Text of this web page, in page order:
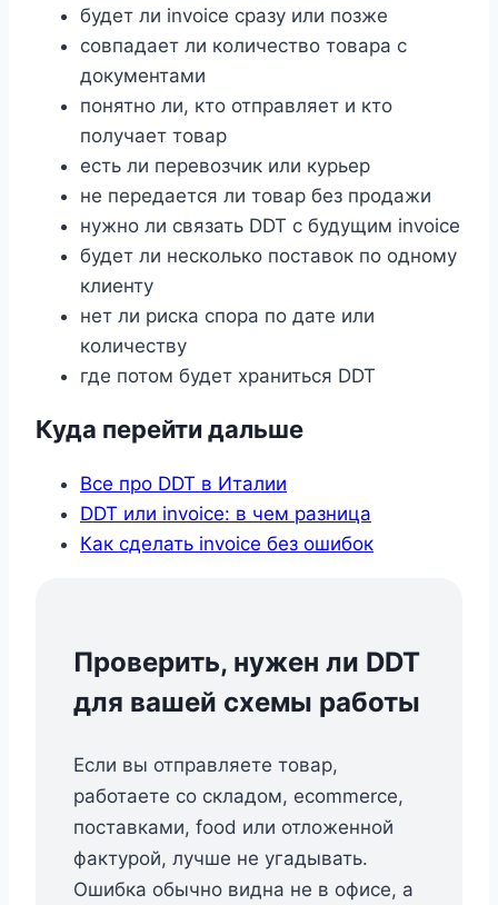
будет ли invoice сразу или позже
совпадает ли количество товара с
документами
понятно ли, кто отправляет и кто
получает товар
есть ли перевозчик или курьер
не передается ли товар без продажи
нужно ли связать DDT с будущим invoice
будет ли несколько поставок по одному
клиенту
нет ли риска спора по дате или
количеству
где потом будет храниться DDT
Куда перейти дальше
Все про DDT в Италии
DDT или invoice: в чем разница
Как сделать invoice без ошибок
Проверить, нужен ли DDT
для вашей схемы работы
Если вы отправляете товар,
работаете со складом, ecommerce,
поставками, food или отложенной
фактурой, лучше не угадывать.
Ошибка обычно видна не в офисе, а